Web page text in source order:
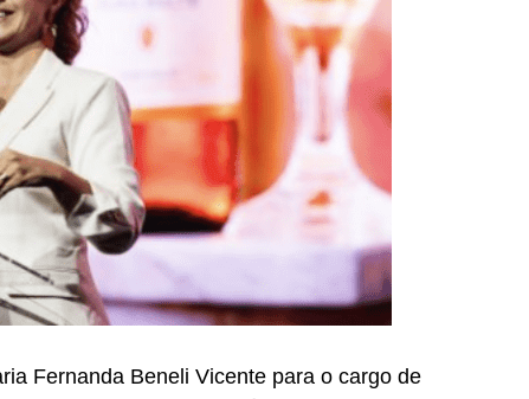
Fernanda Beneli Vicente para o cargo de